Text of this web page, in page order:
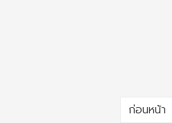
ก่อนหน้า